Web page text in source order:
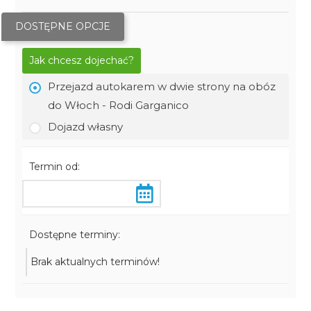
DOSTĘPNE OPCJE
Jak chcesz dojechać?
Przejazd autokarem w dwie strony na obóz
do Włoch - Rodi Garganico
Dojazd własny
Termin od:
Dostępne terminy:
Brak aktualnych terminów!